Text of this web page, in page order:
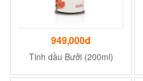
949,000đ
Tinh dầu Bưởi (200ml)